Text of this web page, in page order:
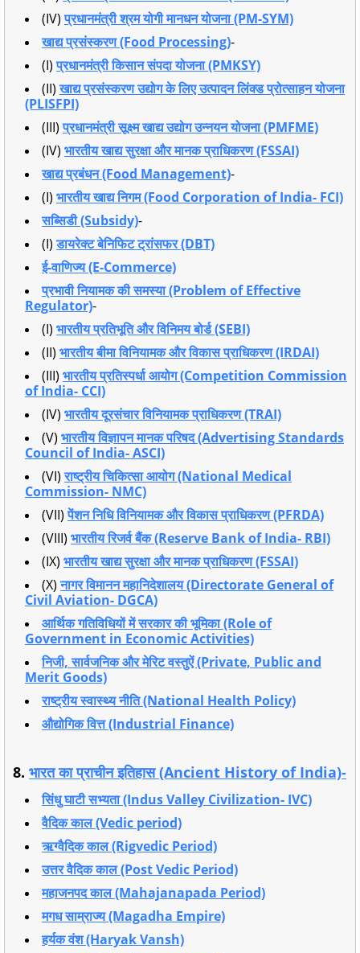
(IV)प्रधानमंत्री श्रम योगी मानधन योजना (PM-SYM)
खाद्य प्रसंस्करण (Food Processing)-
(I)प्रधानमंत्री किसान संपदा योजना (PMKSY)
(II)खाद्य प्रसंस्करण उद्योग के लिए उत्पादन लिंक्ड प्रोत्साहन योजना
(PLISFPI)
(III)प्रधानमंत्री सूक्ष्म खाद्य उद्योग उन्नयन योजना (PMFME)
(IV) भारतीय खाद्य सुरक्षा और मानक प्राधिकरण (FSSAI)
खाद्य प्रबंधन (Food Management)-
(I) भारतीय खाद्य निगम (Food Corporation of India- FCI)
सब्सिडी (Subsidy)-
(I)डायरेक्ट बेनिफिट ट्रांसफर (DBT)
ई-वाणिज्य (E-Commerce)
प्रभावी नियामक की समस्या (Problem of Effective
Regulator)-
(I) भारतीय प्रतिभूति और विनिमय बोर्ड (SEBI)
(II) भारतीय बीमा विनियामक और विकास प्राधिकरण (IRDAI)
(III) भारतीय प्रतिस्पर्धा आयोग (Competition Commission
of India- CCI)
(IV) भारतीय दूरसंचार विनियामक प्राधिकरण (TRAI)
(V) भारतीय विज्ञापन मानक परिषद (Advertising Standards
Council of India- ASCI)
(VI)राष्ट्रीय चिकित्सा आयोग (National Medical
Commission- NMC)
(VII)पेंशन निधि विनियामक और विकास प्राधिकरण (PFRDA)
(VIII) भारतीय रिजर्व बैंक (Reserve Bank of India- RBI)
(IX) भारतीय खाद्य सुरक्षा और मानक प्राधिकरण (FSSAI)
(X)नागर विमानन महानिदेशालय (Directorate General of
Civil Aviation- DGCA)
आर्थिक गतिविधियों में सरकार की भूमिका (Role of
Government in Economic Activities)
निजी, सार्वजनिक और मेरिट वस्तुऐं (Private, Public and
Merit Goods)
राष्ट्रीय स्वास्थ्य नीति (National Health Policy)
औद्योगिक वित्त (Industrial Finance)
8. भारत का प्राचीन इतिहास (Ancient History of India)-
सिंधु घाटी सभ्यता (Indus Valley Civilization- IVC)
वैदिक काल (Vedic period)
ऋग्वैदिक काल (Rigvedic Period)
उत्तर वैदिक काल (Post Vedic Period)
महाजनपद काल (Mahajanapada Period)
मगध साम्राज्य (Magadha Empire)
हर्यक वंश (Haryak Vansh)